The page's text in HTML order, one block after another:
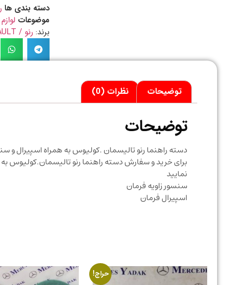
دسته بندی ها
موضوعات
برند: رنو / RENAULT
توضیحات نظرات (0)
توضیحات
دسته راهنما رنو تالیسمان .کولیوس به همراه اسپیرال و
برای خرید و سفارش دسته راهنما رنو تالیسمان.کولیوس
نمایید
سنسور زاویه فرمان
اسپیرال فرمان
حراج!